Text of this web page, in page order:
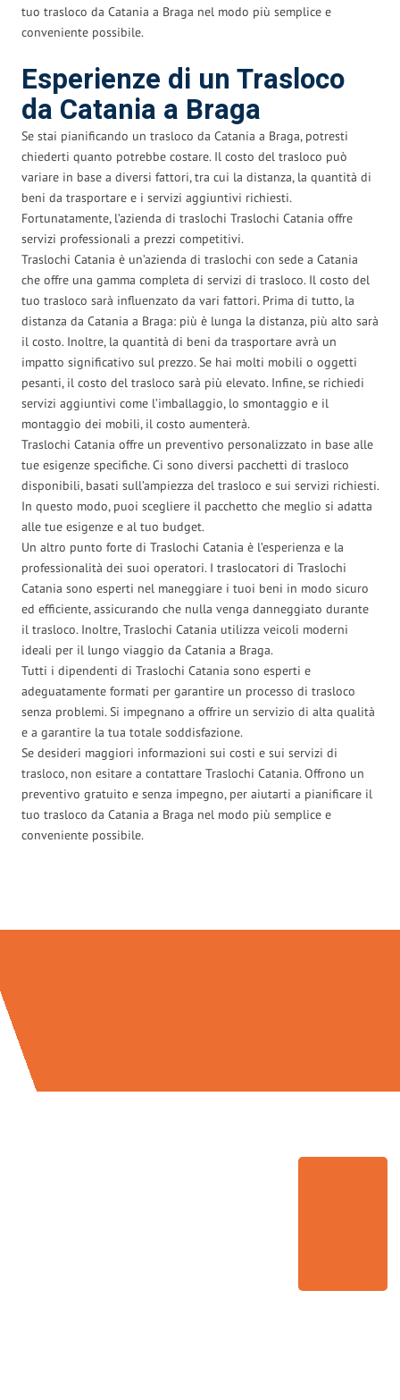
tuo trasloco da Catania a Braga nel modo più semplice e
conveniente possibile.
Esperienze di un Trasloco
da Catania a Braga
Se stai pianificando un trasloco da Catania a Braga, potresti
chiederti quanto potrebbe costare. Il costo del trasloco può
variare in base a diversi fattori, tra cui la distanza, la quantità di
beni da trasportare e i servizi aggiuntivi richiesti.
Fortunatamente, l’azienda di traslochi Traslochi Catania offre
servizi professionali a prezzi competitivi.
Traslochi Catania è un’azienda di traslochi con sede a Catania
che offre una gamma completa di servizi di trasloco. Il costo del
tuo trasloco sarà influenzato da vari fattori. Prima di tutto, la
distanza da Catania a Braga: più è lunga la distanza, più alto sarà
il costo. Inoltre, la quantità di beni da trasportare avrà un
impatto significativo sul prezzo. Se hai molti mobili o oggetti
pesanti, il costo del trasloco sarà più elevato. Infine, se richiedi
servizi aggiuntivi come l’imballaggio, lo smontaggio e il
montaggio dei mobili, il costo aumenterà.
Traslochi Catania offre un preventivo personalizzato in base alle
tue esigenze specifiche. Ci sono diversi pacchetti di trasloco
disponibili, basati sull’ampiezza del trasloco e sui servizi richiesti.
In questo modo, puoi scegliere il pacchetto che meglio si adatta
alle tue esigenze e al tuo budget.
Un altro punto forte di Traslochi Catania è l’esperienza e la
professionalità dei suoi operatori. I traslocatori di Traslochi
Catania sono esperti nel maneggiare i tuoi beni in modo sicuro
ed efficiente, assicurando che nulla venga danneggiato durante
il trasloco. Inoltre, Traslochi Catania utilizza veicoli moderni
ideali per il lungo viaggio da Catania a Braga.
Tutti i dipendenti di Traslochi Catania sono esperti e
adeguatamente formati per garantire un processo di trasloco
senza problemi. Si impegnano a offrire un servizio di alta qualità
e a garantire la tua totale soddisfazione.
Se desideri maggiori informazioni sui costi e sui servizi di
trasloco, non esitare a contattare Traslochi Catania. Offrono un
preventivo gratuito e senza impegno, per aiutarti a pianificare il
tuo trasloco da Catania a Braga nel modo più semplice e
conveniente possibile.